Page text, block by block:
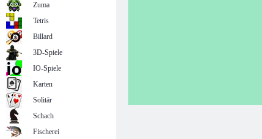
Zuma
Tetris
Billard
3D-Spiele
IO-Spiele
Karten
Solitär
Schach
Fischerei